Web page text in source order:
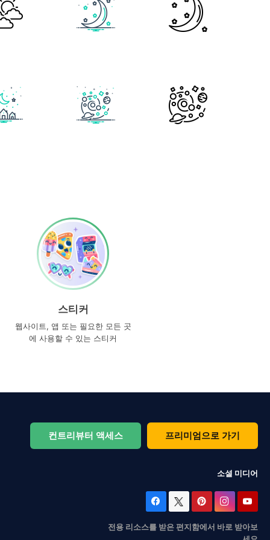
스티커
웹사이트, 앱 또는 필요한 모든 곳
에 사용할 수 있는 스티커
컨트리뷰터 액세스 프리미엄으로 가기
소셜 미디어
전용 리소스를 받은 편지함에서 바로 받아보